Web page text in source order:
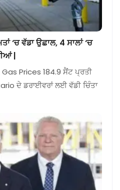
‘ਚ ਵੱਡਾ ਉਛਾਲ, 4 ਸਾਲਾਂ ‘ਚ
|
Prices 184.9 ਸੈਂਟ ਪ੍ਰਤੀ
ਦੇ ਡਰਾਈਵਰਾਂ ਲਈ ਵੱਡੀ ਚਿੰਤਾ